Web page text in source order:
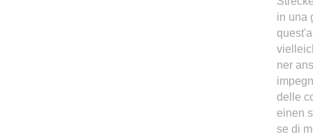
in una
ner
delle
einen
se di